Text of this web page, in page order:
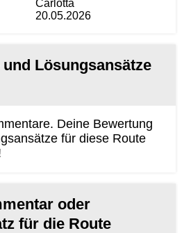
Carlotta
20.05.2026
Lösungsansätze
Deine Bewertung
für diese Route
oder
für die Route